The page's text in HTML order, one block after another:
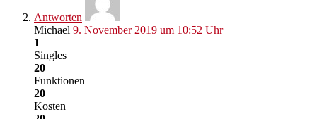
Antworten
Michael 9. November 2019 um 10:52 Uhr
1
Singles
20
Funktionen
20
Kosten